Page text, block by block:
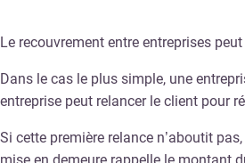
Le recouvrement entre entreprises
Dans le cas le plus simple, une
entreprise peut relancer le client pour
Si cette première relance n’aboutit